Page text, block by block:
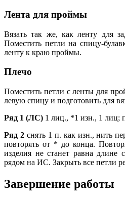
Лента для проймы
Вязать так же, как ленту для
Поместить петли на спицу-
ленту к краю проймы.
Плечо
Поместить петли с ленты для
левую спицу и подготовить для
Ряд 1 (ЛС) 1 лиц., *1 изн., 1 лиц;
Ряд 2снять 1 п. как изн., нить
повторять от * до конца.
изделия не станет равна длине
рядом на ИС. Закрыть все петли
Завершение работы